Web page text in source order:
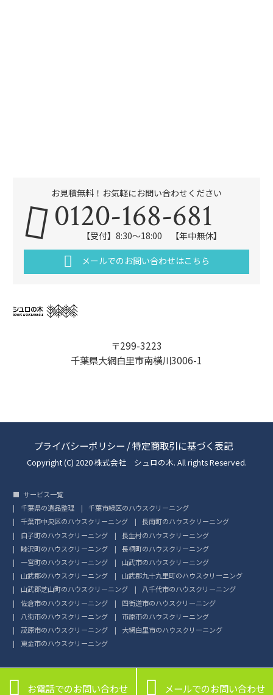
〒299-3223
千葉県大網白里市南横川3006-1
お見積無料！お気軽にお問い合わせください
0120-168-681
【受付】8:30～18:00 【年中無休】
メールでのお問い合わせはこちら
プライバシーポリシー /特定商取引に基づく表記
Copyright (C) 2020 株式会社 シュロの木. All rights Reserved.
サービス一覧
千葉県の遺品整理
千葉市緑区のハウスクリーニング
千葉市中央区のハウスクリーニング
長南町のハウスクリーニング
白子町のハウスクリーニング
長生村のハウスクリーニング
睦沢町のハウスクリーニング
長柄町のハウスクリーニング
一宮町のハウスクリーニング
山武市のハウスクリーニング
山武郡のハウスクリーニング
山武郡九十九里町のハウスクリーニング
山武郡芝山町のハウスクリーニング
八千代市のハウスクリーニング
佐倉市のハウスクリーニング
四街道市のハウスクリーニング
八街市のハウスクリーニング
市原市のハウスクリーニング
茂原市のハウスクリーニング
大網白里市のハウスクリーニング
東金市のハウスクリーニング
 お電話でのお問い合わせ  メールでのお問い合わせ